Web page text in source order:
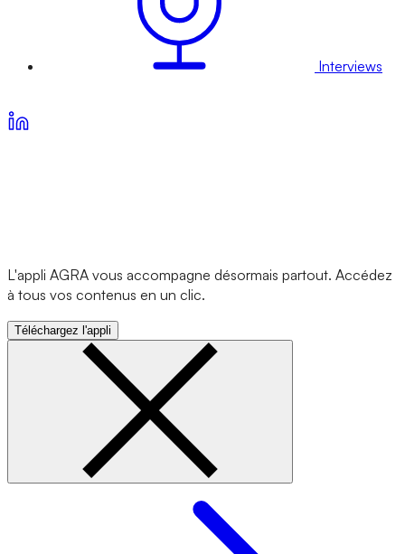
Interviews
L'appli AGRA vous accompagne désormais partout. Accédez
à tous vos contenus en un clic.
Téléchargez l'appli